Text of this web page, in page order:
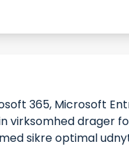
365, Microsoft
virksomhed drager
sikre optimal